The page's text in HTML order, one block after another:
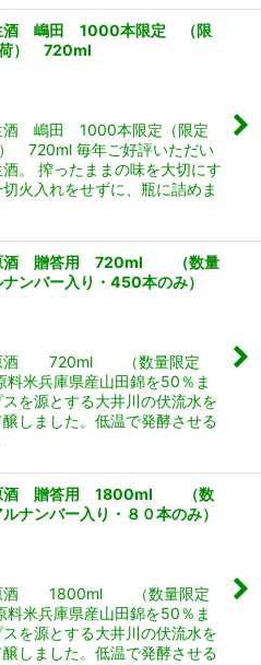
酒 嶋田 1000本限定 （限
） 720ml
嶋田 1000本限定（限定
720ml 毎年ご好評いただい
。 搾ったままの味を大切にす
火入れをせずに、瓶に詰めま
酒 贈答用 720ml （数量
ンバー入り・450本のみ）
酒 720ml （数量限定
料米兵庫県産山田錦を50％ま
を源とする大井川の伏流水を
しました。低温で発酵させる
酒 贈答用 1800ml （数
ナンバー入り・８０本のみ）
酒 1800ml （数量限定
料米兵庫県産山田錦を50％ま
を源とする大井川の伏流水を
しました。低温で発酵させる